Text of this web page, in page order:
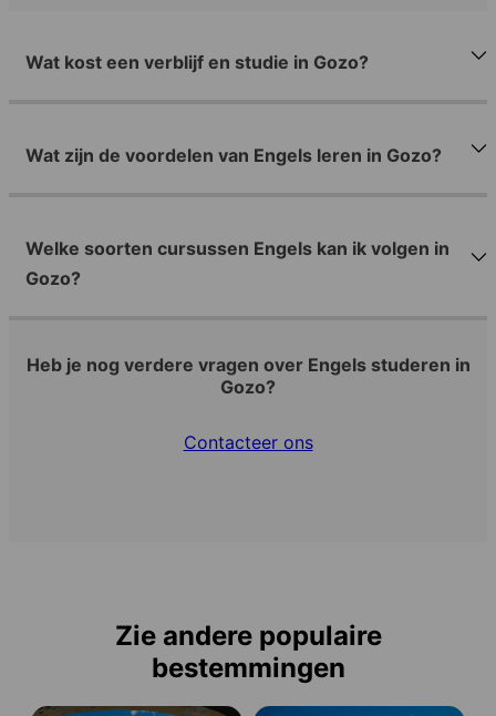
Wat kost een verblijf en studie in Gozo?
Wat zijn de voordelen van Engels leren in Gozo?
Welke soorten cursussen Engels kan ik volgen in
Gozo?
Heb je nog verdere vragen over Engels studeren in
Gozo?
Contacteer ons
Zie andere populaire
bestemmingen